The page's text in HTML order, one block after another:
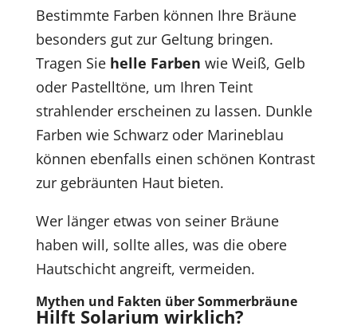
Bestimmte Farben können Ihre Bräune
besonders gut zur Geltung bringen.
Tragen Sie helle Farben wie Weiß, Gelb
oder Pastelltöne, um Ihren Teint
strahlender erscheinen zu lassen. Dunkle
Farben wie Schwarz oder Marineblau
können ebenfalls einen schönen Kontrast
zur gebräunten Haut bieten.
Wer länger etwas von seiner Bräune
haben will, sollte alles, was die obere
Hautschicht angreift, vermeiden.
Mythen und Fakten über Sommerbräune
Hilft Solarium wirklich?